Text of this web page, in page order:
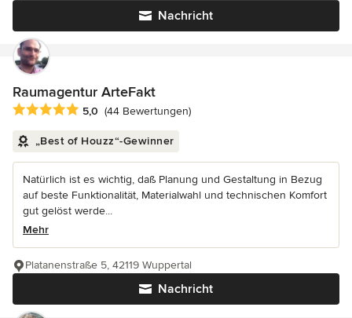
Nachricht
Raumagentur ArteFakt
Durchschnittliche Bewertung: 5 von 5 Sternen
5,0 (44 Bewertungen)
„Best of Houzz“-Gewinner
Natürlich ist es wichtig, daß Planung und Gestaltung in Bezug
auf beste Funktionalität, Materialwahl und technischen Komfort
gut gelöst werde...
Mehr
Nachricht
Platanenstraße 5, 42119 Wuppertal